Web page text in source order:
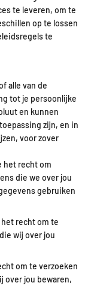
te leveren, om te
op te lossen
te
alle van de
tot je persoonlijke
en kunnen
zijn, en in
voor zover
het recht om
die we over jou
gebruiken
recht om te
wij over jou
om te verzoeken
over jou bewaren,